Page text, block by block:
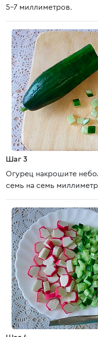
5-7 миллиметров.
Шаг 3
Огурец накрошите
семь на семь